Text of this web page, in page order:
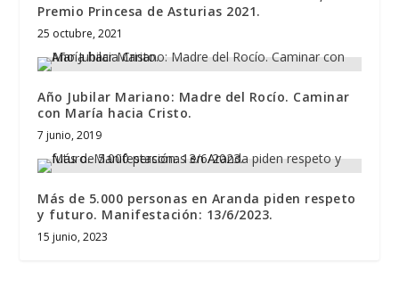
Premio Princesa de Asturias 2021.
25 octubre, 2021
Año Jubilar Mariano: Madre del Rocío. Caminar
con María hacia Cristo.
7 junio, 2019
Más de 5.000 personas en Aranda piden respeto
y futuro. Manifestación: 13/6/2023.
15 junio, 2023